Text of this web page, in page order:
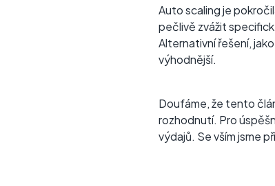
Auto scaling je
pečlivě zvážit
Alternativní řešení,
výhodnější.
Doufáme, že tento
rozhodnutí. Pro
výdajů. Se vším jsme